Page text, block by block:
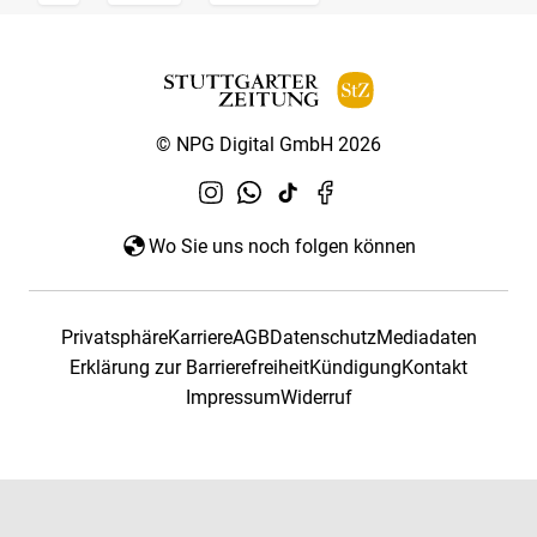
© NPG Digital GmbH 2026
Wo Sie uns noch folgen können
PrivatsphäreKarriereAGBDatenschutzMediadaten
Erklärung zur BarrierefreiheitKündigungKontakt
ImpressumWiderruf